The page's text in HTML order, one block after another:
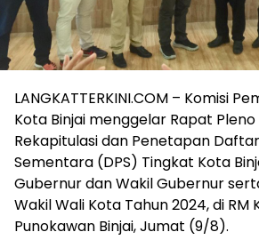
LANGKATTERKINI.COM – Komisi
Kota Binjai menggelar Rapat
Rekapitulasi dan Penetapan
Sementara (DPS) Tingkat Kota
Gubernur dan Wakil Gubernur
Wakil Wali Kota Tahun 2024, di RM
Punokawan Binjai, Jumat (9/8).